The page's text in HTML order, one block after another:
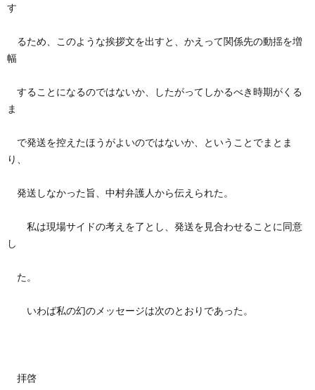
す
るため、このような挨拶文を出すと、かえって関係先の動揺を増
幅
することになるのではないか、したがってしかるべき時期がくる
ま
で発送を控えたほうがよいのではないか、ということでまとま
り、
発送しなかった旨、中村弁護人から伝えられた。
私は現場サイドの考えを了とし、発送を見合わせることに同意
し
た。
いわば私の幻のメッセージは次のとおりであった。
拝啓